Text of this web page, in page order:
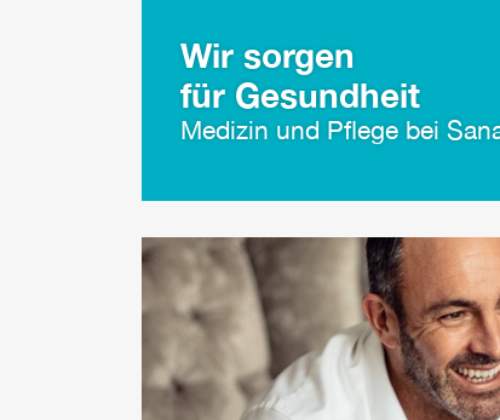
Wir sorgen
für Gesundheit
Medizin und Pflege bei